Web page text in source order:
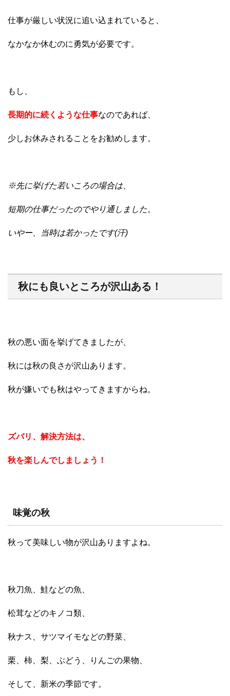
仕事が厳しい状況に追い込まれていると、
なかなか休むのに勇気が必要です。
もし、
長期的に続くような仕事なのであれば、
少しお休みされることをお勧めします。
※先に挙げた若いころの場合は、
短期の仕事だったのでやり通しました。
いやー、当時は若かったです(汗)
秋にも良いところが沢山ある！
秋の悪い面を挙げてきましたが、
秋には秋の良さが沢山あります。
秋が嫌いでも秋はやってきますからね。
ズバリ、解決方法は、
秋を楽しんでしましょう！
味覚の秋
秋って美味しい物が沢山ありますよね。
秋刀魚、鮭などの魚、
松茸などのキノコ類、
秋ナス、サツマイモなどの野菜、
栗、柿、梨、ぶどう、りんごの果物、
そして、新米の季節です。